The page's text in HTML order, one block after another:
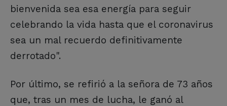
bienvenida sea esa energía para seguir
celebrando la vida hasta que el coronavirus
sea un mal recuerdo definitivamente
derrotado".
Por último, se refirió a la señora de 73 años
que, tras un mes de lucha, le ganó al